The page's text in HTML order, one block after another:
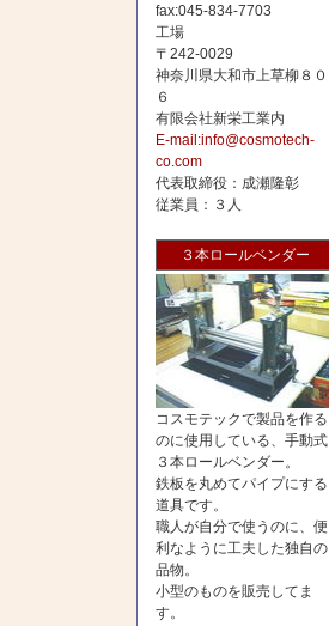
fax:045-834-7703
工場
〒242-0029
神奈川県大和市上草柳８０
６
有限会社新栄工業内
E-mail:info@cosmotech-
co.com
代表取締役：成瀬隆彰
従業員：３人
３本ロールベンダー
コスモテックで製品を作る
のに使用している、手動式
３本ロールベンダー。
鉄板を丸めてパイプにする
道具です。
職人が自分で使うのに、便
利なように工夫した独自の
品物。
小型のものを販売してま
す。